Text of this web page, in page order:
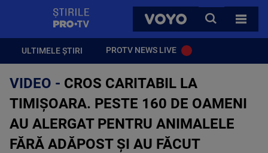
VOYO
CAUTA
TOATE
ULTIMELE ȘTIRI PROTV NEWS LIVE
VIDEO - CROS CARITABIL LA
TIMIȘOARA. PESTE 160 DE OAMENI
AU ALERGAT PENTRU ANIMALELE
FĂRĂ ADĂPOST ȘI AU FĂCUT